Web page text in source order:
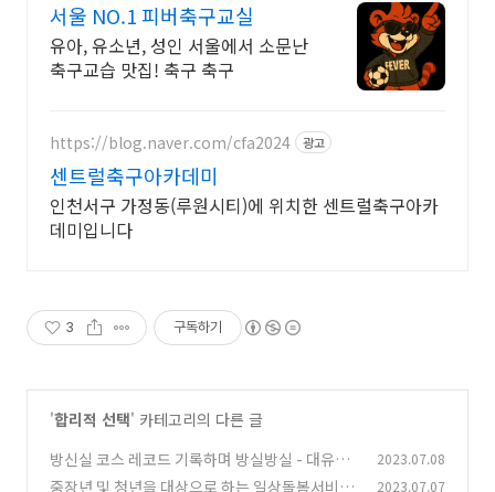
서울 NO.1 피버축구교실
유아, 유소년, 성인 서울에서 소문난
축구교습 맛집! 축구 축구
https://blog.naver.com/cfa2024 광고
센트럴축구아카데미
인천서구 가정동(루원시티)에 위치한 센트럴축구아카
데미입니다
3 구독하기
'합리적 선택' 카테고리의 다른 글
방신실 코스 레코드 기록하며 방실방실 - 대유위
니아 MBN 2R (0)
2023.07.08
중장년 및 청년을 대상으로 하는 일상돌봄서비스
2023.07.07